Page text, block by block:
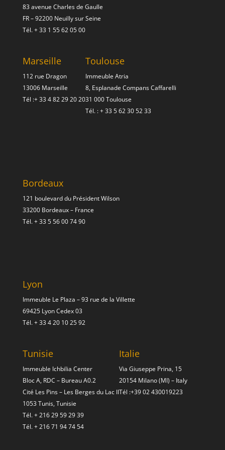
83 avenue Charles de Gaulle
FR – 92200 Neuilly sur Seine
Tél.+ 33 1 55 62 05 00
Marseille
112 rue Dragon
13006 Marseille
Tél :+ 33 4 82 29 20 20
Toulouse
Immeuble Atria
8, Esplanade Compans Caffarelli
31 000 Toulouse
Tél. :+ 33 5 62 30 52 33
Bordeaux
121 boulevard du Président Wilson
33200 Bordeaux – France
Tél.+ 33 5 56 00 74 90
Lyon
Immeuble Le Plaza – 93 rue de la Villette
69425 Lyon Cedex 03
Tél.+ 33 4 20 10 25 92
Tunisie
Immeuble Ichbilia Center
Bloc A, RDC – Bureau A0.2
Cité Les Pins – Les Berges du Lac II
1053 Tunis, Tunisie
Tél.+ 216 29 59 29 39
Tél.+ 216 71 94 74 54
Italie
Via Giuseppe Prina, 15
20154 Milano (MI) – Italy
Tél :+39 02 430019223